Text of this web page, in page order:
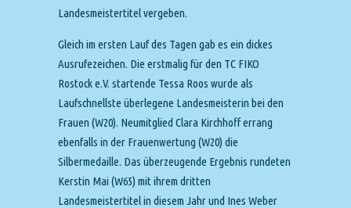
Landesmeistertitel vergeben.
Gleich im ersten Lauf des Tagen gab es ein dickes
Ausrufezeichen. Die erstmalig für den TC FIKO
Rostock e.V. startende Tessa Roos wurde als
Laufschnellste überlegene Landesmeisterin bei den
Frauen (W20). Neumitglied Clara Kirchhoff errang
ebenfalls in der Frauenwertung (W20) die
Silbermedaille. Das überzeugende Ergebnis rundeten
Kerstin Mai (W65) mit ihrem dritten
Landesmeistertitel in diesem Jahr und Ines Weber